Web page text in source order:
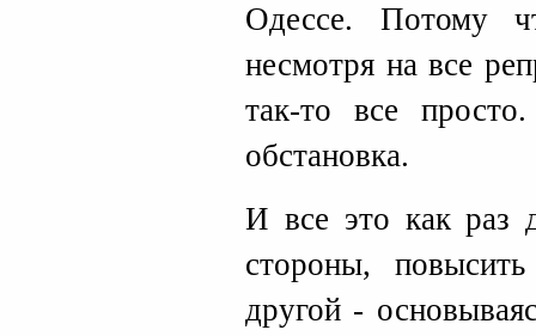
Одессе. Потому
несмотря на все
так-то все
обстановка.
И все это как раз
стороны,
другой -